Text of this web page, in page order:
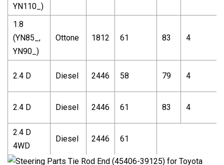
YN110_)
1.8
(YN85_,
YN90_)
Ottone 1812 61 83 4
2.4 D Diesel 2446 58 79 4
2.4 D Diesel 2446 61 83 4
2.4 D
4WD
Diesel 2446 61